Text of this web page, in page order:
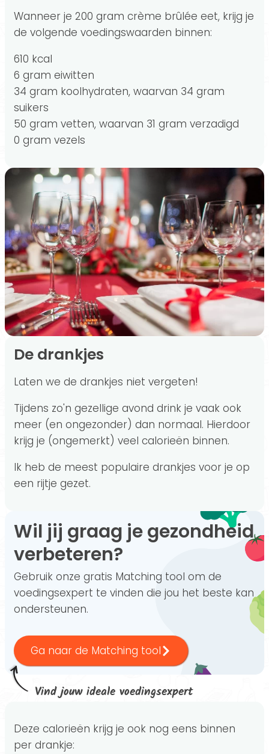
Wanneer je 200 gram crème brûlée eet, krijg je
de volgende voedingswaarden binnen:
610 kcal
6 gram eiwitten
34 gram koolhydraten, waarvan 34 gram
suikers
50 gram vetten, waarvan 31 gram verzadigd
0 gram vezels
De drankjes
Laten we de drankjes niet vergeten!
Tijdens zo'n gezellige avond drink je vaak ook
meer (en ongezonder) dan normaal. Hierdoor
krijg je (ongemerkt) veel calorieën binnen.
Ik heb de meest populaire drankjes voor je op
een rijtje gezet.
Wil jij graag je gezondheid
verbeteren?
Gebruik onze gratis Matching tool om de
voedingsexpert te vinden die jou het beste kan
ondersteunen.
Ga naar de Matching tool
Vind jouw ideale voedingsexpert
Deze calorieën krijg je ook nog eens binnen
per drankje: